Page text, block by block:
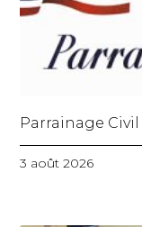
Parrainage Civil
3 août 2026